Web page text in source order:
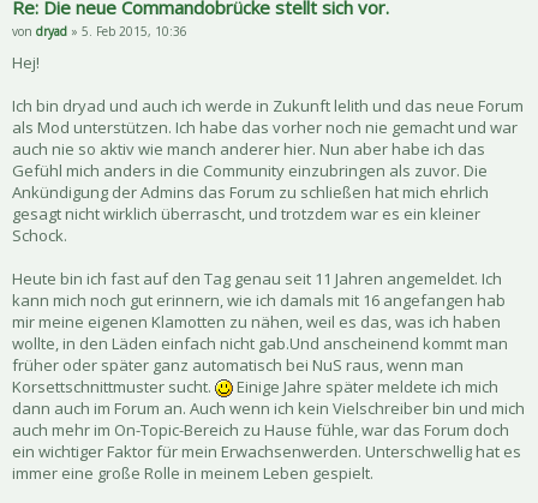
Re: Die neue Commandobrücke stellt sich vor.
von dryad » 5. Feb 2015, 10:36
Hej!
Ich bin dryad und auch ich werde in Zukunft lelith und das neue Forum
als Mod unterstützen. Ich habe das vorher noch nie gemacht und war
auch nie so aktiv wie manch anderer hier. Nun aber habe ich das
Gefühl mich anders in die Community einzubringen als zuvor. Die
Ankündigung der Admins das Forum zu schließen hat mich ehrlich
gesagt nicht wirklich überrascht, und trotzdem war es ein kleiner
Schock.
Heute bin ich fast auf den Tag genau seit 11 Jahren angemeldet. Ich
kann mich noch gut erinnern, wie ich damals mit 16 angefangen hab
mir meine eigenen Klamotten zu nähen, weil es das, was ich haben
wollte, in den Läden einfach nicht gab.Und anscheinend kommt man
früher oder später ganz automatisch bei NuS raus, wenn man
Korsettschnittmuster sucht.
Einige Jahre später meldete ich mich
dann auch im Forum an. Auch wenn ich kein Vielschreiber bin und mich
auch mehr im On-Topic-Bereich zu Hause fühle, war das Forum doch
ein wichtiger Faktor für mein Erwachsenwerden. Unterschwellig hat es
immer eine große Rolle in meinem Leben gespielt.